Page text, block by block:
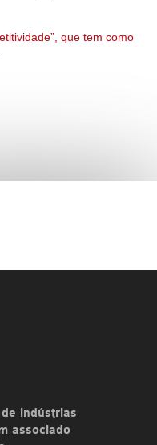
que tem como
indústrias
associado